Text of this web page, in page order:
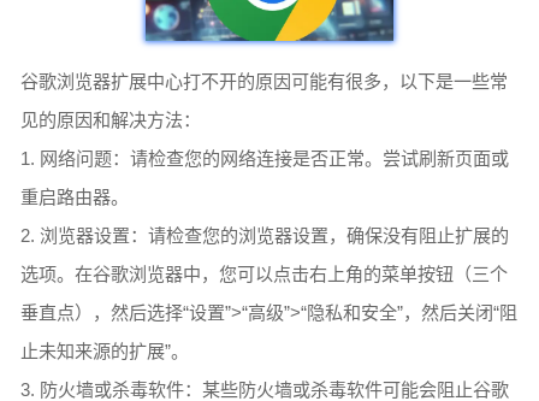
谷歌浏览器扩展中心打不开的原因可能有很多，以下是一些常
见的原因和解决方法：
1. 网络问题：请检查您的网络连接是否正常。尝试刷新页面或
重启路由器。
2. 浏览器设置：请检查您的浏览器设置，确保没有阻止扩展的
选项。在谷歌浏览器中，您可以点击右上角的菜单按钮（三个
垂直点），然后选择“设置”>“高级”>“隐私和安全”，然后关闭“阻
止未知来源的扩展”。
3. 防火墙或杀毒软件：某些防火墙或杀毒软件可能会阻止谷歌